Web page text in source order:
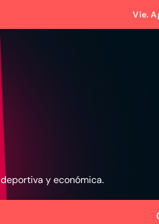
de 420.000 barriles
70 años
tras los terremotos
Vie.
y económica.